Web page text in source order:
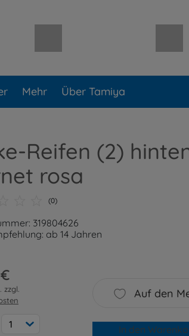
Mehr Über Tamiya
Reifen (2)
rosa
(0)
319804626
ab 14 Jahren
zzgl.
1
Auf den
In den